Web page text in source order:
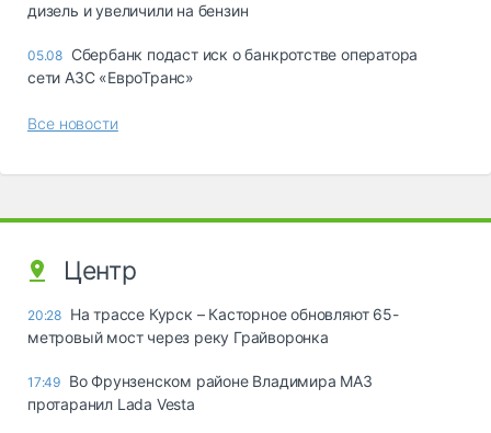
дизель и увеличили на бензин
05.08 Сбербанк подаст иск о банкротстве оператора
сети АЗС «ЕвроТранс»
Все новости
Центр
20:28 На трассе Курск – Касторное обновляют 65-
метровый мост через реку Грайворонка
17:49 Во Фрунзенском районе Владимира МАЗ
протаранил Lada Vesta